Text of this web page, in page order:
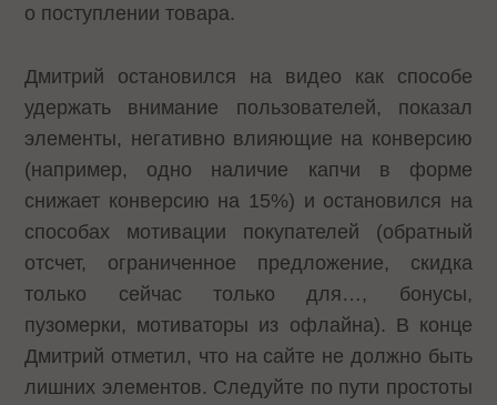
о поступлении товара.
Дмитрий остановился на видео как способе
удержать внимание пользователей, показал
элементы, негативно влияющие на конверсию
(например, одно наличие капчи в форме
снижает конверсию на 15%) и остановился на
способах мотивации покупателей (обратный
отсчет, ограниченное предложение, скидка
только сейчас только для…, бонусы,
пузомерки, мотиваторы из офлайна). В конце
Дмитрий отметил, что на сайте не должно быть
лишних элементов. Следуйте по пути простоты